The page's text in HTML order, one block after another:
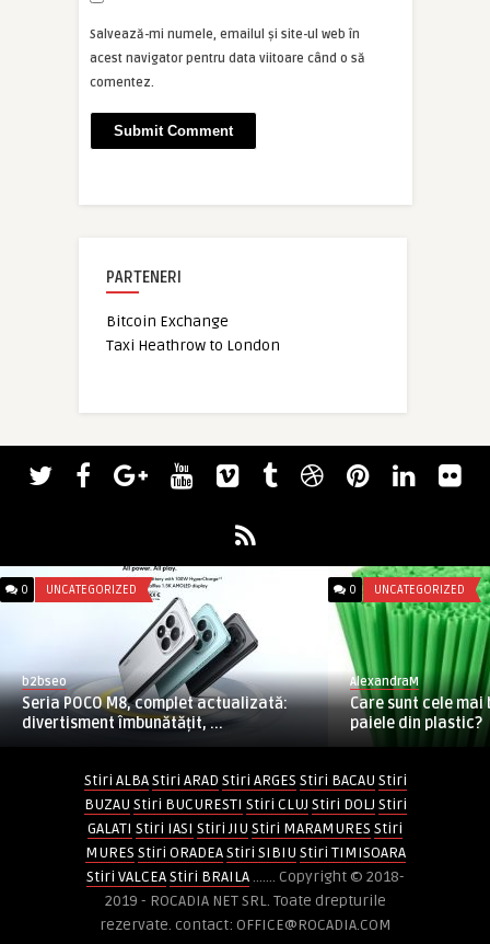
Salvează-mi numele, emailul și site-ul web în
acest navigator pentru data viitoare când o să
comentez.
PARTENERI
Bitcoin Exchange
Taxi Heathrow to London
0 UNCATEGORIZED
b2bseo
Seria POCO M8, complet actualizată:
divertisment îmbunătățit, ...
0 UNCATEGORIZED
AlexandraM
Care sunt cele
paiele din plastic?
Stiri ALBA Stiri ARAD Stiri ARGES Stiri BACAU Stiri
BUZAU Stiri BUCURESTI Stiri CLUJ Stiri DOLJ Stiri
GALATI Stiri IASI Stiri JIU Stiri MARAMURES Stiri
MURES Stiri ORADEA Stiri SIBIU Stiri TIMISOARA
Stiri VALCEA Stiri BRAILA....... Copyright © 2018-
2019 - ROCADIA NET SRL. Toate drepturile
rezervate. contact: OFFICE@ROCADIA.COM